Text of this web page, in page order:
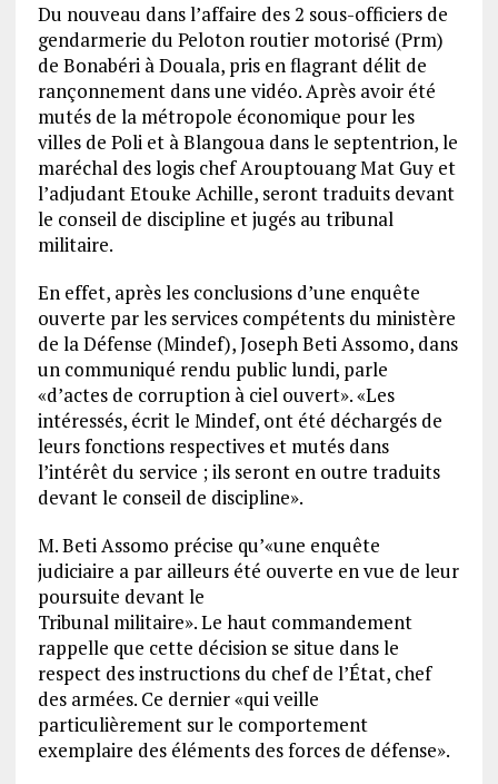
Du nouveau dans l’affaire des 2 sous-officiers de
gendarmerie du Peloton routier motorisé (Prm)
de Bonabéri à Douala, pris en flagrant délit de
rançonnement dans une vidéo. Après avoir été
mutés de la métropole économique pour les
villes de Poli et à Blangoua dans le septentrion, le
maréchal des logis chef Arouptouang Mat Guy et
l’adjudant Etouke Achille, seront traduits devant
le conseil de discipline et jugés au tribunal
militaire.
En effet, après les conclusions d’une enquête
ouverte par les services compétents du ministère
de la Défense (Mindef), Joseph Beti Assomo, dans
un communiqué rendu public lundi, parle
«d’actes de corruption à ciel ouvert». «Les
intéressés, écrit le Mindef, ont été déchargés de
leurs fonctions respectives et mutés dans
l’intérêt du service ; ils seront en outre traduits
devant le conseil de discipline».
M. Beti Assomo précise qu’«une enquête
judiciaire a par ailleurs été ouverte en vue de leur
poursuite devant le
Tribunal militaire». Le haut commandement
rappelle que cette décision se situe dans le
respect des instructions du chef de l’État, chef
des armées. Ce dernier «qui veille
particulièrement sur le comportement
exemplaire des éléments des forces de défense».